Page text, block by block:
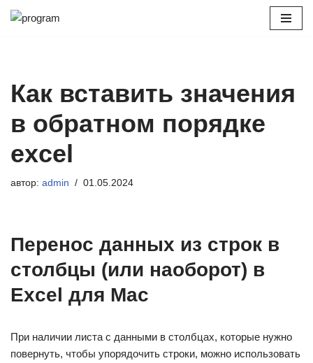
Как вставить значения
в обратном порядке
excel
автор: admin 01.05.2024
Перенос данных из строк в
столбцы (или наоборот) в
Excel для Mac
При наличии листа с данными в столбцах, которые нужно
повернуть, чтобы упорядочить строки, можно использовать